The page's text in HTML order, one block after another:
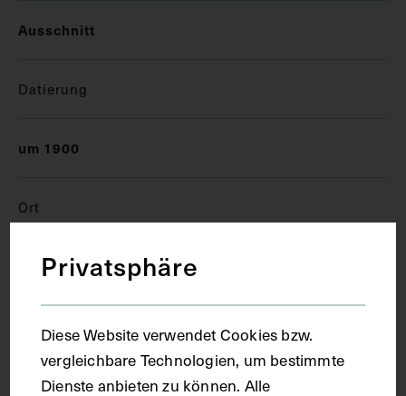
Ausschnitt
Datierung
um 1900
Ort
München
Karton
Privatsphäre
Diese Website verwendet Cookies bzw.
vergleichbare Technologien, um bestimmte
Dienste anbieten zu können. Alle